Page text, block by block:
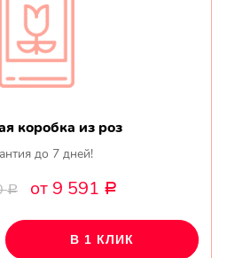
коробка из роз
до 7 дней!
Р от 9 591 Р
В 1 КЛИК